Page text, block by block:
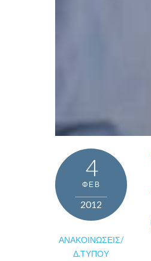
4
ΦΕΒ
2012
ΑΝΑΚΟΙΝΏΣΕΙΣ/
Δ.ΤΎΠΟΥ